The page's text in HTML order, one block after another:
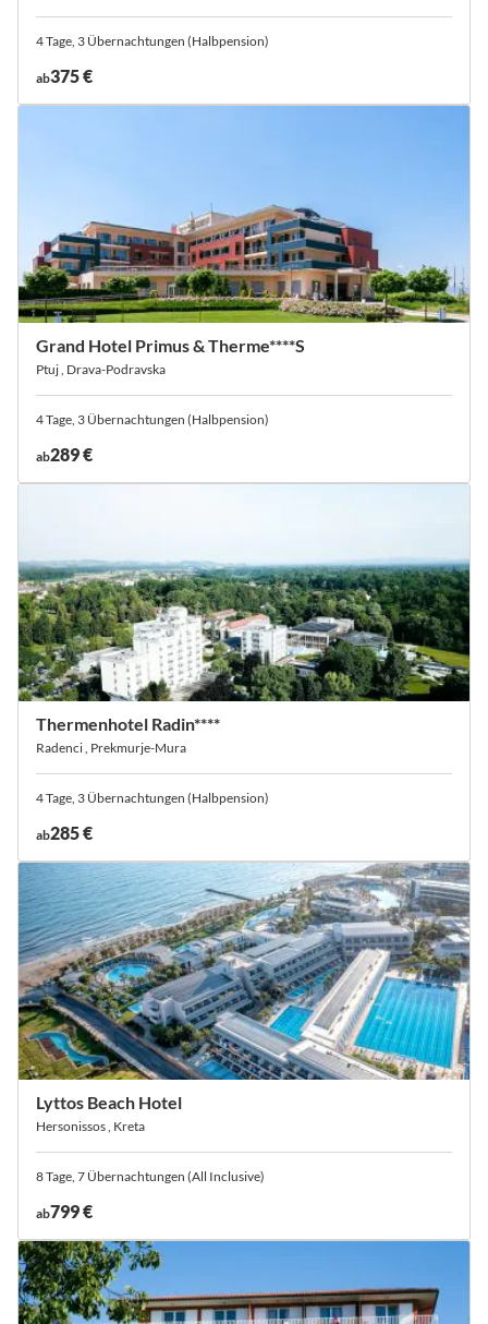
4 Tage, 3 Übernachtungen (Halbpension)
ab375 €
Grand Hotel Primus & Therme****S
Ptuj , Drava-Podravska
4 Tage, 3 Übernachtungen (Halbpension)
ab289 €
Thermenhotel Radin****
Radenci , Prekmurje-Mura
4 Tage, 3 Übernachtungen (Halbpension)
ab285 €
Lyttos Beach Hotel
Hersonissos , Kreta
8 Tage, 7 Übernachtungen (All Inclusive)
ab799 €